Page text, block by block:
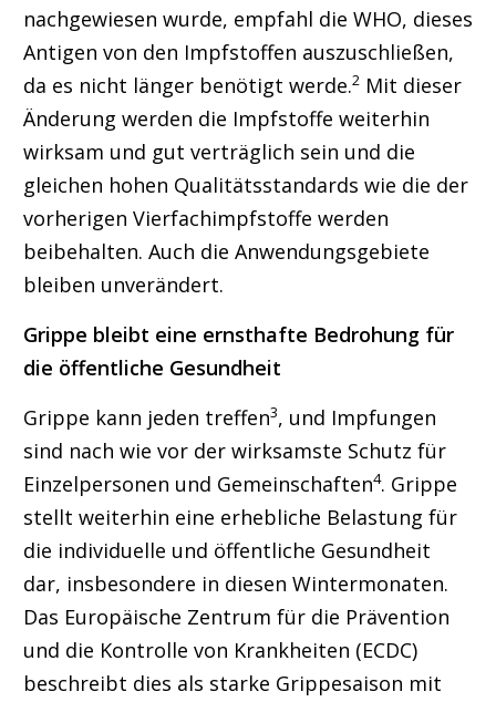
nachgewiesen wurde, empfahl die WHO, dieses
Antigen von den Impfstoffen auszuschließen,
da es nicht länger benötigt werde.2 Mit dieser
Änderung werden die Impfstoffe weiterhin
wirksam und gut verträglich sein und die
gleichen hohen Qualitätsstandards wie die der
vorherigen Vierfachimpfstoffe werden
beibehalten. Auch die Anwendungsgebiete
bleiben unverändert.
Grippe bleibt eine ernsthafte Bedrohung für
die öffentliche Gesundheit
Grippe kann jeden treffen3, und Impfungen
sind nach wie vor der wirksamste Schutz für
Einzelpersonen und Gemeinschaften4. Grippe
stellt weiterhin eine erhebliche Belastung für
die individuelle und öffentliche Gesundheit
dar, insbesondere in diesen Wintermonaten.
Das Europäische Zentrum für die Prävention
und die Kontrolle von Krankheiten (ECDC)
beschreibt dies als starke Grippesaison mit